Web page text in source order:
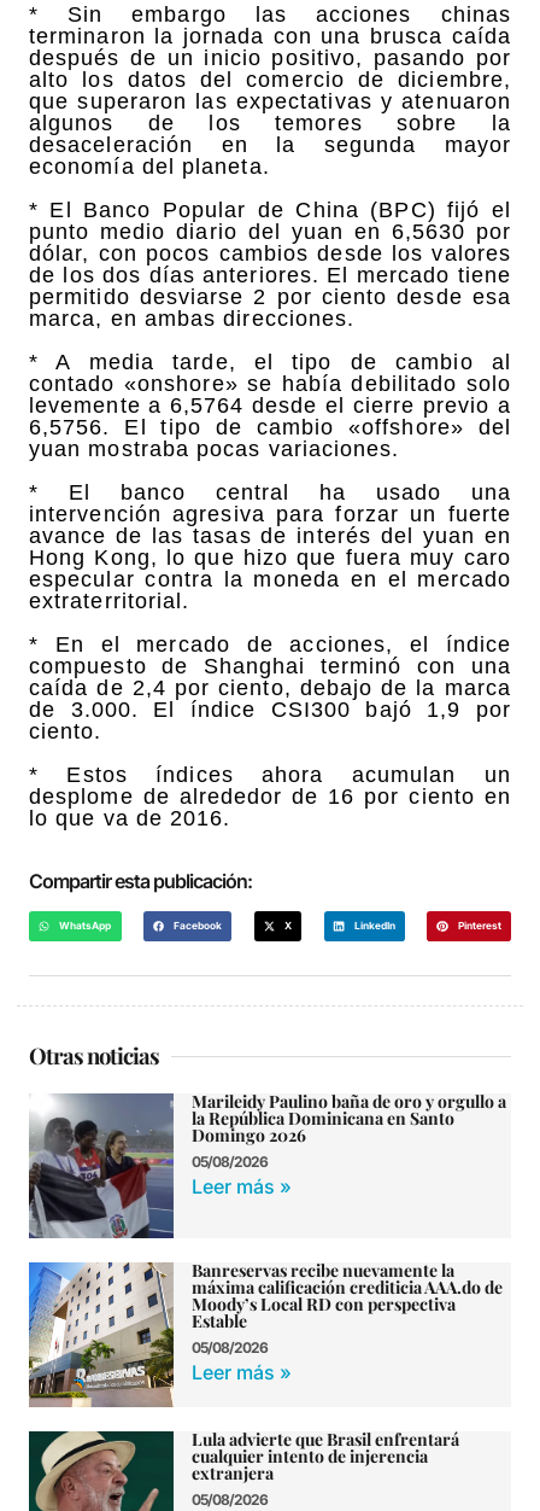
* Sin embargo las acciones chinas
terminaron la jornada con una brusca caída
después de un inicio positivo, pasando por
alto los datos del comercio de diciembre,
que superaron las expectativas y atenuaron
algunos de los temores sobre la
desaceleración en la segunda mayor
economía del planeta.
* El Banco Popular de China (BPC) fijó el
punto medio diario del yuan en 6,5630 por
dólar, con pocos cambios desde los valores
de los dos días anteriores. El mercado tiene
permitido desviarse 2 por ciento desde esa
marca, en ambas direcciones.
* A media tarde, el tipo de cambio al
contado «onshore» se había debilitado solo
levemente a 6,5764 desde el cierre previo a
6,5756. El tipo de cambio «offshore» del
yuan mostraba pocas variaciones.
* El banco central ha usado una
intervención agresiva para forzar un fuerte
avance de las tasas de interés del yuan en
Hong Kong, lo que hizo que fuera muy caro
especular contra la moneda en el mercado
extraterritorial.
* En el mercado de acciones, el índice
compuesto de Shanghai terminó con una
caída de 2,4 por ciento, debajo de la marca
de 3.000. El índice CSI300 bajó 1,9 por
ciento.
* Estos índices ahora acumulan un
desplome de alrededor de 16 por ciento en
lo que va de 2016.
Compartir esta publicación:
WhatsApp Facebook X LinkedIn Pinterest
Otras noticias
Marileidy Paulino baña de oro y orgullo a
la República Dominicana en Santo
Domingo 2026
05/08/2026
Leer más »
Banreservas recibe nuevamente la
máxima calificación crediticia AAA.do de
Moody’s Local RD con perspectiva
Estable
05/08/2026
Leer más »
Lula advierte que Brasil enfrentará
cualquier intento de injerencia
extranjera
05/08/2026